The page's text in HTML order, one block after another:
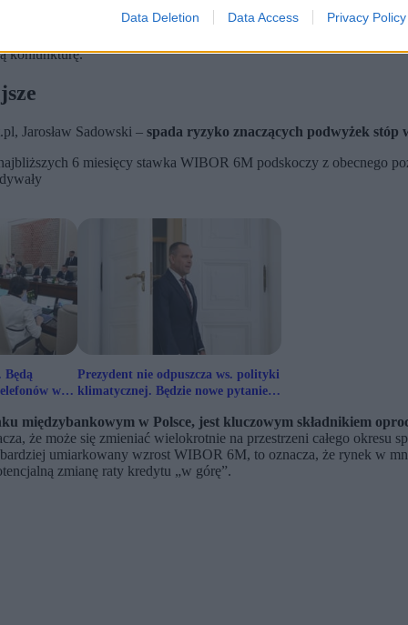
Data Deletion Data Access Privacy Policy
procentowe w Polsce pozostają na dotychczasowym poziomie .
w maju. Wzrost cen konsumenckich był wolniejszy od
koniunkturę.
Jarosław Sadowski – spada ryzyko znaczących podwyżek stóp
6 miesięcy stawka WIBOR 6M podskoczy z obecnego
Będą
w
Prezydent nie odpuszcza ws. polityki
klimatycznej. Będzie nowe pytanie
międzybankowym w Polsce, jest kluczowym składnikiem
że może się zmieniać wielokrotnie na przestrzeni całego
umiarkowany wzrost WIBOR 6M, to oznacza, że rynek w
zmianę raty kredytu „w górę”.